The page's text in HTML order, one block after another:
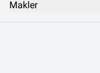
Makler